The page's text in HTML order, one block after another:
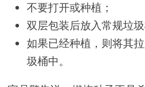
不要打开或种植；
双层包装后放入常规垃圾
如果已经种植，则将其
圾桶中。